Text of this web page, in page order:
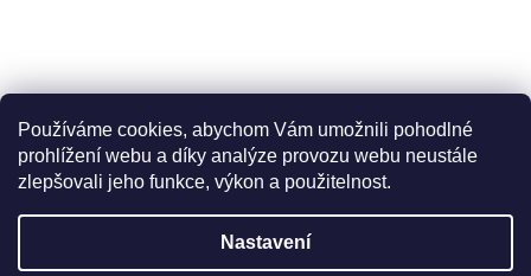
Používáme cookies, abychom Vám umožnili pohodlné
prohlížení webu a díky analýze provozu webu neustále
zlepšovali jeho funkce, výkon a použitelnost.
Nastavení